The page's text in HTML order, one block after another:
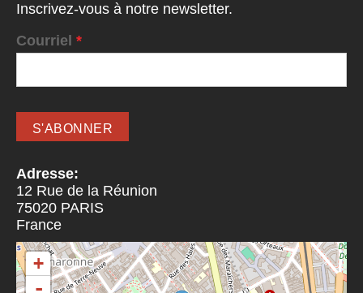
Inscrivez-vous à notre newsletter.
Courriel *
Adresse:
12 Rue de la Réunion
75020 PARIS
France
+
-